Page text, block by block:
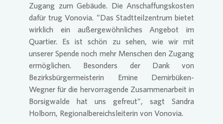
Zugang zum Gebäude. Die Anschaffungskosten
dafür trugVonovia. “Das Stadtteilzentrum bietet
wirklich ein außergewöhnliches Angebot im
Quartier. Es ist schön zu sehen, wie wir mit
unserer Spende noch mehr Menschen den Zugang
ermöglichen. Besonders der Dank von
Bezirksbürgermeisterin Emine Demirbüken-
Wegner für die hervorragende Zusammenarbeit in
Borsigwalde hat uns gefreut”, sagt Sandra
Holborn, Regionalbereichsleiterin von Vonovia.